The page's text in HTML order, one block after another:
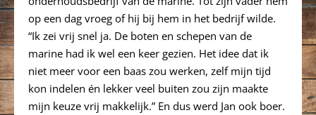
op een dag vroeg of hij bij hem in het bedrijf wilde.
“Ik zei vrij snel ja. De boten en schepen van de
marine had ik wel een keer gezien. Het idee dat ik
niet meer voor een baas zou werken, zelf mijn tijd
kon indelen én lekker veel buiten zou zijn maakte
mijn keuze vrij makkelijk.” En dus werd Jan ook boer.